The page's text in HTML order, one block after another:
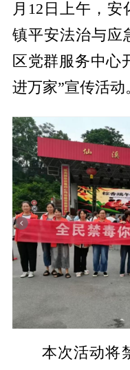
月12日上午， 安
镇平安法治与应
区党群服务中心
进万家”宣传活动
本次活动将